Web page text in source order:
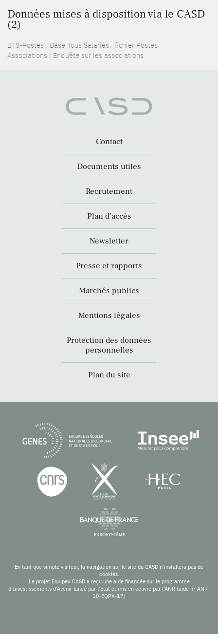
Données mises à disposition via le CASD
(2)
BTS-Postes : Base Tous Salariés : fichier Postes
Associations : Enquête sur les associations
Contact
Documents utiles
Recrutement
Plan d’accès
Newsletter
Presse et rapports
Marchés publics
Mentions légales
Protection des données
personnelles
Plan du site
En tant que simple visiteur, la navigation sur le site du CASD n'installera pas de
cookies.
Le projet Equipex CASD a reçu une aide financée sur le programme
d’Investissements d’Avenir lancé par l’Etat et mis en oeuvre par l’ANR (aide n° ANR-
10-EQPX-17)